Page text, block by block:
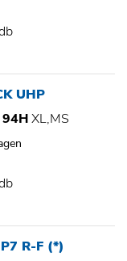
UHP
94HXL,MS
R-F (*)